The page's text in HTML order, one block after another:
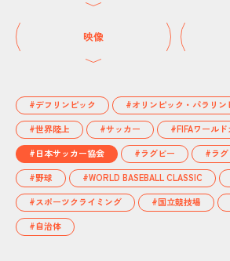
映像
#デフリンピック
#オリンピック・パラリン
#世界陸上
#サッカー #FIFAワール
#日本サッカー協会
#ラグビー
#ラ
#野球
#WORLD BASEBALL CLASSIC
#スポーツクライミング
#国立競技場
#自治体